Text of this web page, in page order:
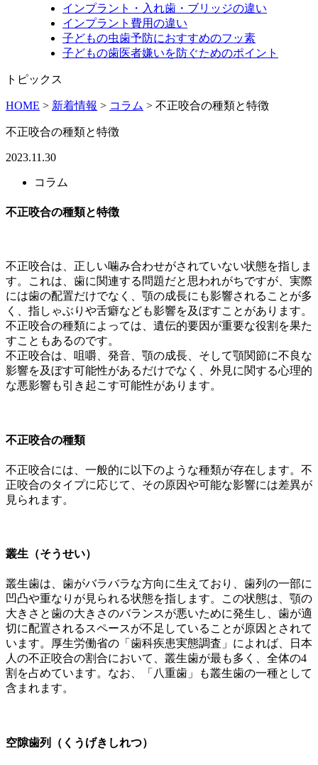
インプラント・入れ歯・ブリッジの違い
インプラント費用の違い
子どもの虫歯予防におすすめのフッ素
子どもの歯医者嫌いを防ぐためのポイント
トピックス
HOME > 新着情報 > コラム > 不正咬合の種類と特徴
不正咬合の種類と特徴
2023.11.30
コラム
不正咬合の種類と特徴
不正咬合は、正しい噛み合わせがされていない状態を指しま
す。これは、歯に関連する問題だと思われがちですが、実際
には歯の配置だけでなく、顎の成長にも影響されることが多
く、指しゃぶりや舌癖なども影響を及ぼすことがあります。
不正咬合の種類によっては、遺伝的要因が重要な役割を果た
すこともあるのです。
不正咬合は、咀嚼、発音、顎の成長、そして顎関節に不良な
影響を及ぼす可能性があるだけでなく、外見に関する心理的
な悪影響も引き起こす可能性があります。
不正咬合の種類
不正咬合には、一般的に以下のような種類が存在します。不
正咬合のタイプに応じて、その原因や可能な影響には差異が
見られます。
叢生（そうせい）
叢生歯は、歯がバラバラな方向に生えており、歯列の一部に
凹凸や重なりが見られる状態を指します。この状態は、顎の
大きさと歯の大きさのバランスが悪いために発生し、歯が適
切に配置されるスペースが不足していることが原因とされて
います。厚生労働省の「歯科疾患実態調査」によれば、日本
人の不正咬合の割合において、叢生歯が最も多く、全体の4
割を占めています。なお、「八重歯」も叢生歯の一種として
含まれます。
空隙歯列（くうげきしれつ）